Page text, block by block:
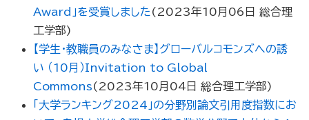
Award」を受賞しました ( 2023年10月06日 総合理
工学部)
【学生・教職員のみなさま】グローバルコモンズへの誘
い （10月）Invitation to Global
Commons( 2023年10月04日 総合理工学部)
「大学ランキング2024」の分野別論文引用度指数にお